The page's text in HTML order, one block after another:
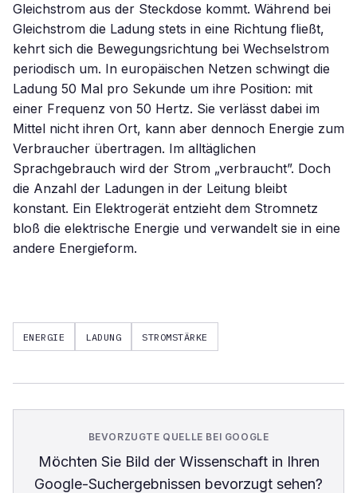
Gleichstrom aus der Steckdose kommt. Während bei
Gleichstrom die Ladung stets in eine Richtung fließt,
kehrt sich die Bewegungsrichtung bei Wechselstrom
periodisch um. In europäischen Netzen schwingt die
Ladung 50 Mal pro Sekunde um ihre Position: mit
einer Frequenz von 50 Hertz. Sie verlässt dabei im
Mittel nicht ihren Ort, kann aber dennoch Energie zum
Verbraucher übertragen. Im alltäglichen
Sprachgebrauch wird der Strom „verbraucht”. Doch
die Anzahl der Ladungen in der Leitung bleibt
konstant. Ein Elektrogerät entzieht dem Stromnetz
bloß die elektrische Energie und verwandelt sie in eine
andere Energieform.
ENERGIE LADUNG STROMSTÄRKE
BEVORZUGTE QUELLE BEI GOOGLE
Möchten Sie Bild der Wissenschaftin Ihren
Google-Suchergebnissen bevorzugt sehen?